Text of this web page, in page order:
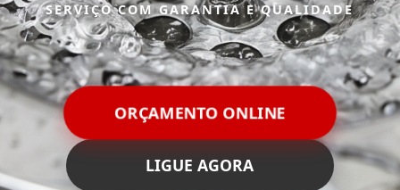
SERVIÇO COM GARANTIA E QUALIDADE
ORÇAMENTO ONLINE
LIGUE AGORA